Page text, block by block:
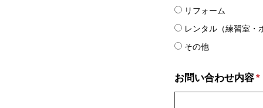
リフォーム
レンタル（練習室・
その他
お問い合わせ内容*